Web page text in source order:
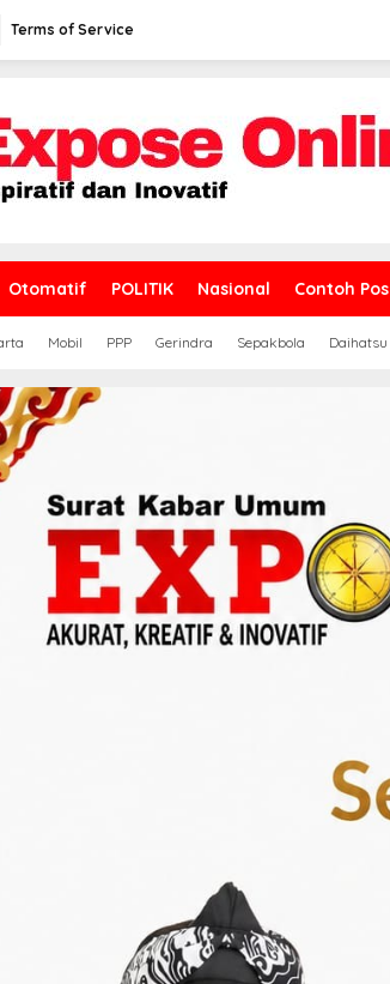
Terms of Service
Otomatif POLITIK Nasional Contoh Pos
Mobil PPP Gerindra Sepakbola Daihatsu